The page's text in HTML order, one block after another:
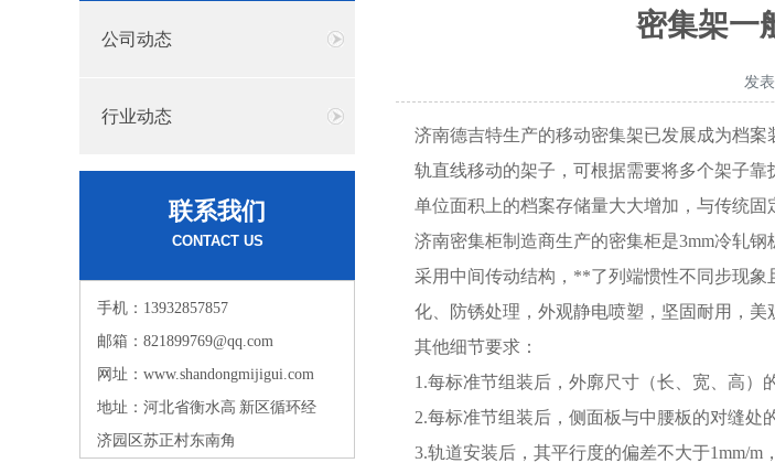
密集架一
发
济南德吉特生产的移动密集架已发展成为档
轨直线移动的架子，可根据需要将多个架子
单位面积上的档案存储量大大增加，与传统固
济南密集柜制造商生产的密集柜是3mm冷轧
采用中间传动结构，**了列端惯性不同步现
化、防锈处理，外观静电喷塑，坚固耐用，美
其他细节要求：
1.每标准节组装后，外廓尺寸（长、宽、高）
2.每标准节组装后，侧面板与中腰板的对缝处
3.轨道安装后，其平行度的偏差不大于1mm/
公司动态
行业动态
联系我们
CONTACT US
手机：13932857857
邮箱：821899769@qq.com
网址：www.shandongmijigui.com
地址：河北省衡水高 新区循环经
济园区苏正村东南角